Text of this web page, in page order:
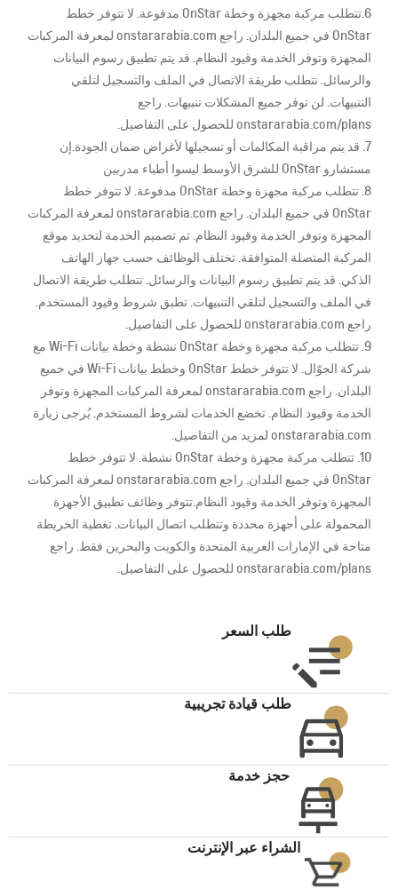
6.تتطلب مركبة مجهزة وخطة OnStar مدفوعة. لا تتوفر خطط
OnStar في جميع البلدان. راجع onstararabia.com لمعرفة المركبات
المجهزة وتوفر الخدمة وقيود النظام. قد يتم تطبيق رسوم البيانات
والرسائل. تتطلب طريقة الاتصال في الملف والتسجيل لتلقي
التنبيهات. لن توفر جميع المشكلات تنبيهات. راجع
onstararabia.com/plans للحصول على التفاصيل.
7. قد يتم مراقبة المكالمات أو تسجيلها لأغراض ضمان الجودة.إن
مستشارو OnStar للشرق الأوسط ليسوا أطباء مدربين
8. تتطلب مركبة مجهزة وخطة OnStar مدفوعة. لا تتوفر خطط
OnStar في جميع البلدان. راجع onstararabia.com لمعرفة المركبات
المجهزة وتوفر الخدمة وقيود النظام. تم تصميم الخدمة لتحديد موقع
المركبة المتصلة المتوافقة. تختلف الوظائف حسب جهاز الهاتف
الذكي. قد يتم تطبيق رسوم البيانات والرسائل. تتطلب طريقة الاتصال
في الملف والتسجيل لتلقي التنبيهات. تطبق شروط وقيود المستخدم.
راجع onstararabia.com للحصول على التفاصيل.
9. تتطلب مركبة مجهزة وخطة OnStar نشطة وخطة بيانات Wi-Fi مع
شركة الجوّال. لا تتوفر خطط OnStar وخطط بيانات Wi-Fi في جميع
البلدان. راجع onstararabia.com لمعرفة المركبات المجهزة وتوفر
الخدمة وقيود النظام. تخضع الخدمات لشروط المستخدم. يُرجى زيارة
onstararabia.com لمزيد من التفاصيل.
10.
تتطلب مركبة مجهزة وخطة OnStar نشطة. لا تتوفر خطط
OnStar في جميع البلدان. راجع onstararabia.com لمعرفة المركبات
المجهزة وتوفر الخدمة وقيود النظام.تتوفر وظائف تطبيق الأجهزة
المحمولة على أجهزة محددة وتتطلب اتصال البيانات. تغطية الخريطة
متاحة في الإمارات العربية المتحدة والكويت والبحرين فقط. راجع
onstararabia.com/plans للحصول على التفاصيل.
طلب السعر
طلب قيادة تجريبية
حجز خدمة
الشراء عبر الإنترنت